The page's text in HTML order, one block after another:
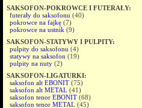
SAKSOFON-POKROWCE I FUTERAŁY:
futerały do saksofonu (40)
pokrowce na fajkę (7)
pokrowce na ustnik (9)
SAKSOFON-STATYWY I PULPITY:
pulpity do saksofonu (4)
statywy na saksofon (19)
pulpity na nuty (2)
SAKSOFON-LIGATURKI:
saksofon alt EBONIT (75)
saksofon alt METAL (41)
saksofon tenor EBONIT (68)
saksofon tenor METAL (45)